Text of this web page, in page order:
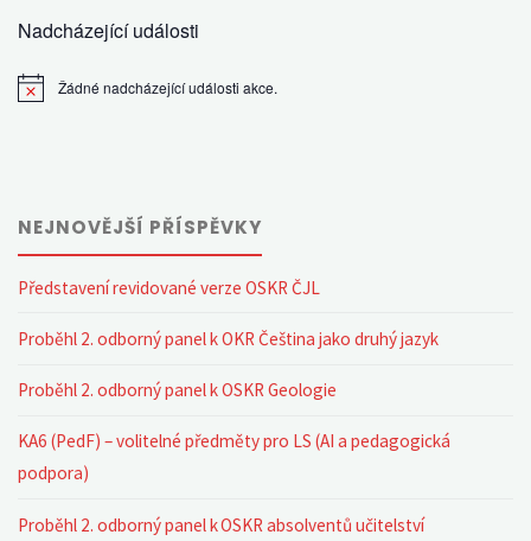
Nadcházející události
NoticeŽádné nadcházející události akce.
NEJNOVĚJŠÍ PŘÍSPĚVKY
Představení revidované verze OSKR ČJL
Proběhl 2. odborný panel k OKR Čeština jako druhý jazyk
Proběhl 2. odborný panel k OSKR Geologie
KA6 (PedF) – volitelné předměty pro LS (AI a pedagogická
podpora)
Proběhl 2. odborný panel k OSKR absolventů učitelství